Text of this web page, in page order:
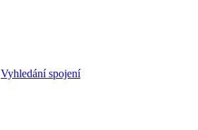
Vyhledání spojení